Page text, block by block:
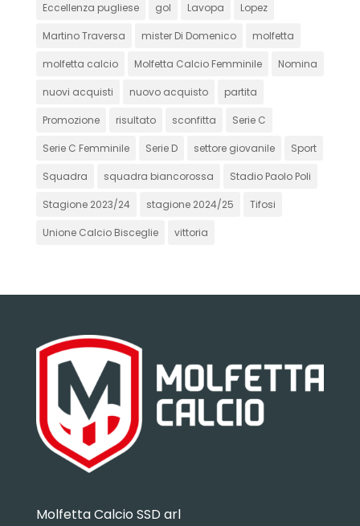
Eccellenza pugliese gol Lavopa Lopez
Martino Traversa mister Di Domenico molfetta
molfetta calcio Molfetta Calcio Femminile Nomina
nuovi acquisti nuovo acquisto partita
Promozione risultato sconfitta Serie C
Serie C Femminile Serie D settore giovanile Sport
Squadra squadra biancorossa Stadio Paolo Poli
Stagione 2023/24 stagione 2024/25 Tifosi
Unione Calcio Bisceglie vittoria
Molfetta Calcio SSD arl